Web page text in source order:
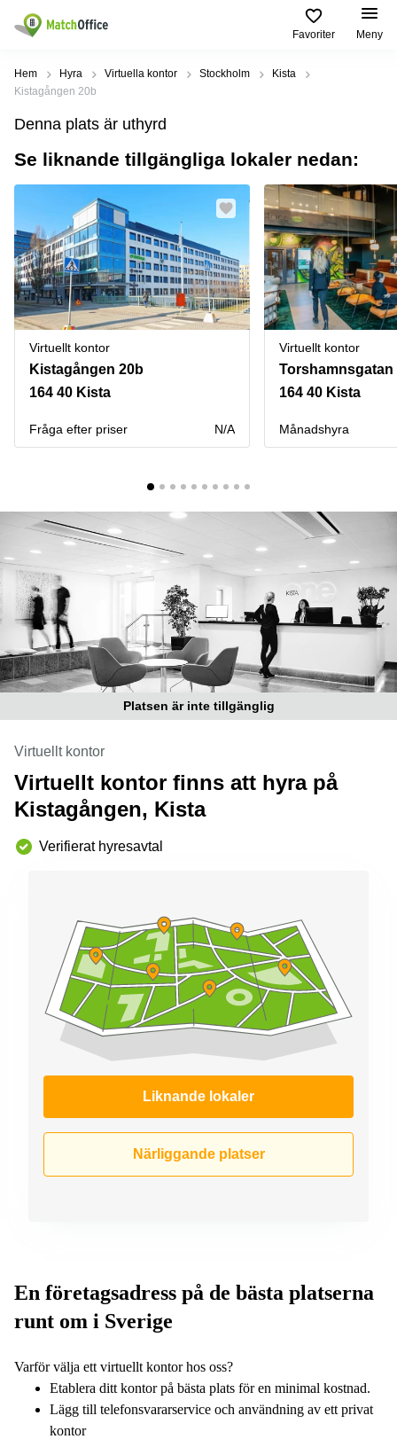
Favoriter Meny
Hyra / hyra ut
Kategorier
Kontor
Kontorshotell
Coworking
space
Lagerlokaler
Industrilokaler
Butikslokaler
Verkstad
Mötesrum
kontor
Populära
Städer
Stockholm
Malmö
Uppsala
Norrköping
Östermalm
Skåne
Älvsjö
Vasastan
Populära
sökningar
Kontorshotell
Stockholm
Hyra lokal
Stockholm
Kontorshotell
Göteborg
Coworking
Stockholm
Kontorshotell
Malmö
Coworking
Kontor
Huddinge
Lediga
lokaler
Hisingen
Lediga
lokaler
Hägersten
Hjälp
Om oss
Bli hyresvärd
Pris
Logga in
Hem Hyra Virtuella kontor Stockholm
Kista
Kistagången 20b
Denna plats är uthyrd
Se liknande tillgängliga lokaler nedan:
Virtuellt kontor
Kistagången 20b
164 40 Kista
Fråga efter priser N/A
Virtuellt kontor
Torshamnsgatan
164 40 Kista
Månadshyra
Platsen är inte tillgänglig
Virtuellt kontor
Virtuellt kontor finns att hyra på
Kistagången, Kista
Verifierat hyresavtal
Liknande lokaler
Närliggande platser
En företagsadress på de bästa platserna
runt om i Sverige
Varför välja ett virtuellt kontor hos oss?
Etablera ditt kontor på bästa plats för en minimal kostnad.
Lägg till telefonsvararservice och användning av ett privat
kontor